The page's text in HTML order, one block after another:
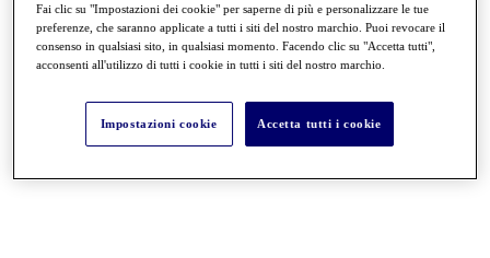
●●●
Fai clic su "Impostazioni dei cookie" per saperne di più e personalizzare le tue
preferenze, che saranno applicate a tutti i siti del nostro marchio. Puoi revocare il
consenso in qualsiasi sito, in qualsiasi momento. Facendo clic su "Accetta tutti",
acconsenti all'utilizzo di tutti i cookie in tutti i siti del nostro marchio.
Impostazioni cookie Accetta tutti i cookie